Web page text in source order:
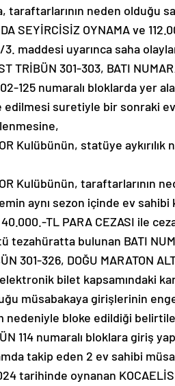
taraftarlarının neden olduğu
SEYİRCİSİZ OYNAMA ve
3. maddesi uyarınca saha
TRİBÜN 301-303, BATI
125 numaralı bloklarda yer
edilmesi suretiyle bir sonraki
Kulübünün, statüye aykırılık
Kulübünün, taraftarlarının
aynı sezon içinde ev
TL PARA CEZASI ile
bulunan BATI
301-326, DOĞU MARATON
bilet kapsamındaki
müsabakaya girişlerinin
nedeniyle bloke edildiği
114 numaralı bloklara giriş
takip eden 2 ev sahibi
tarihinde oynanan